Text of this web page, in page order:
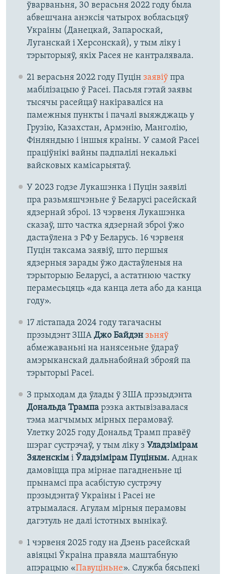
ўварваньня, 30 верасьня 2022 году была
абвешчана анэксія чатырох вобласьцяў
Украіны (Данецкай, Запароскай,
Луганскай і Херсонскай), у тым ліку і
тэрыторыяў, якіх Расея не кантралявала.
21 верасьня 2022 году Пуцін заявіўпра
мабілізацыю ў Расеі. Пасьля гэтай заявы
тысячы расейцаў накіраваліся на
памежныя пункты і пачалі выяжджаць у
Грузію, Казахстан, Армэнію, Манголію,
Фінляндыю і іншыя краіны. У самой Расеі
праціўнікі вайны падпалілі некалькі
вайсковых камісарыятаў.
У 2023 годзе Лукашэнка і Пуцін заявілі
пра разьмяшчэньне ў Беларусі расейскай
ядзернай зброі. 13 чэрвеня Лукашэнка
сказаў, што частка ядзернай зброі ўжо
дастаўлена з РФ у Беларусь. 16 чэрвеня
Пуцін таксама заявіў, што першыя
ядзерныя зарады ўжо дастаўленыя на
тэрыторыю Беларусі, а астатнюю частку
перамесьцяць «да канца лета або да канца
году».
17 лістапада 2024 году тагачасны
прэзыдэнт ЗША Джо Байдэн зьняў
абмежаваньні на нанясеньне ўдараў
амэрыканскай дальнабойнай зброяй па
тэрыторыі Расеі.
З прыходам да ўлады ў ЗША прэзыдэнта
Дональда Трампарэзка актывізавалася
тэма магчымых мірных перамоваў.
Улетку 2025 году Дональд Трамп правёў
шэраг сустрэчаў, у тым ліку з Уладзімірам
Зяленскімі Ўладзімірам Пуціным. Аднак
дамовіцца пра мірнае пагадненьне ці
прынамсі пра асабістую сустрэчу
прэзыдэнтаў Украіны і Расеі не
атрымалася. Агулам мірныя перамовы
дагэтуль не далі істотных вынікаў.
1 чэрвеня 2025 году на Дзень расейскай
авіяцыі Ўкраіна правяла маштабную
апэрацыю «Павуціньне». Служба бясьпекі